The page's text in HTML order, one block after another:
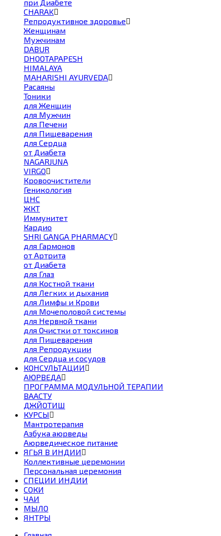
при Диабете
CHARAK
Репродуктивное здоровье
Женщинам
Мужчинам
DABUR
DHOOTAPAPESH
HIMALAYA
MAHARISHI AYURVEDA
Расаяны
Тоники
для Женщин
для Мужчин
для Печени
для Пищеварения
для Сердца
от Диабета
NAGARJUNA
VIRGO
Кровоочистители
Геникология
ЦНС
ЖКТ
Иммунитет
Кардио
SHRI GANGA PHARMACY
для Гармонов
от Артрита
от Диабета
для Глаз
для Костной ткани
для Легких и дыхания
для Лимфы и Крови
для Мочеполовой системы
для Нервной ткани
для Очистки от токсинов
для Пищеварения
для Репродукции
для Сердца и сосудов
КОНСУЛЬТАЦИИ
АЮРВЕДА
ПРОГРАММА МОДУЛЬНОЙ ТЕРАПИИ
ВААСТУ
ДЖЙОТИШ
КУРСЫ
Мантротерапия
Азбука аюрведы
Аюрведическое питание
ЯГЬЯ В ИНДИИ
Коллективные церемонии
Персональная церемония
СПЕЦИИ ИНДИИ
СОКИ
ЧАИ
МЫЛО
ЯНТРЫ